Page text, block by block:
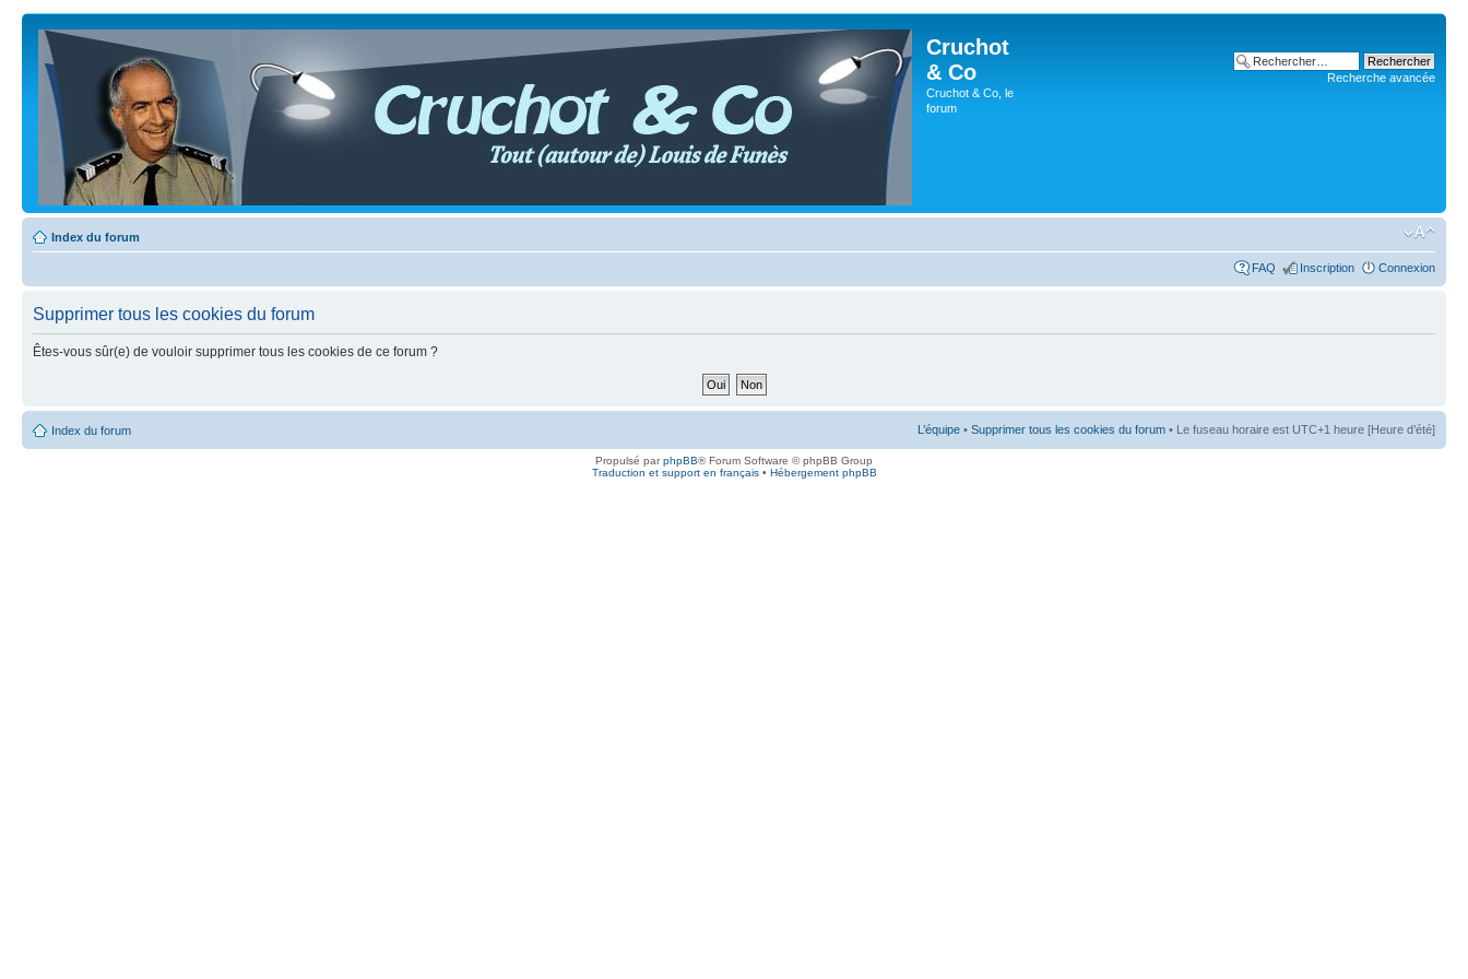
Cruchot
& Co
Cruchot & Co, le
forum
Recherche avancée
Index du forum
FAQ Inscription Connexion
Supprimer tous les cookies du forum
Êtes-vous sûr(e) de vouloir supprimer tous les cookies de ce forum ?
Index du forum L’équipe • Supprimer tous les cookies du forum • Le fuseau horaire est UTC+1 heure [Heure d’été]
Propulsé parphpBB® Forum Software © phpBB Group
Traduction et support en français• Hébergement phpBB